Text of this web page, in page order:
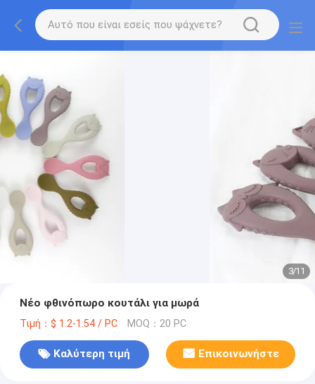
3/11
Νέο φθινόπωρο κουτάλι για μωρά
Τιμή：$ 1.2-1.54 / PC MOQ：20 PC
Καλύτερη τιμή Επικοινωνήστε